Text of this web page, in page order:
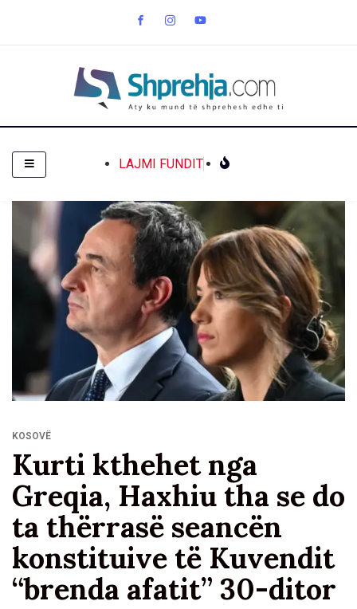
LAJMI FUNDIT
KOSOVË
Kurti kthehet nga
Greqia, Haxhiu tha se do
ta thërrasë seancën
konstituive të Kuvendit
“brenda afatit” 30-ditor